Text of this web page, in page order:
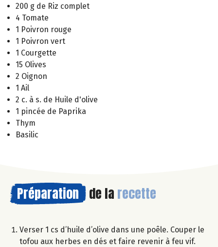
200 g de Riz complet
4 Tomate
1 Poivron rouge
1 Poivron vert
1 Courgette
15 Olives
2 Oignon
1 Ail
2 c. à s. de Huile d'olive
1 pincée de Paprika
Thym
Basilic
Préparation de la recette
Verser 1 cs d’huile d’olive dans une poêle. Couper le
tofou aux herbes en dés et faire revenir à feu vif.